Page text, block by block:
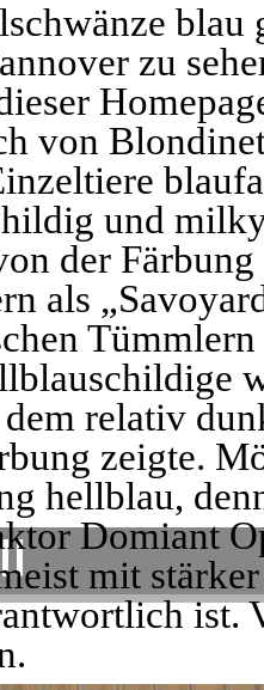
blau
zu
von
und
der
als
dem relativ
zeigte.
hellblau,
Domiant
mit
ist.